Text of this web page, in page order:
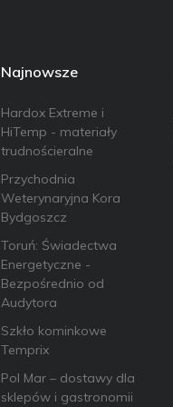
Najnowsze
Hardox Extreme i
HiTemp - materiały
trudnościeralne
Przychodnia
Weterynaryjna Kora
Bydgoszcz
Toruń: Świadectwa
Energetyczne -
Bezpośrednio od
Audytora
Szkło kominkowe
Temprix
Pol Mar – dostawy dla
sklepów i gastronomii